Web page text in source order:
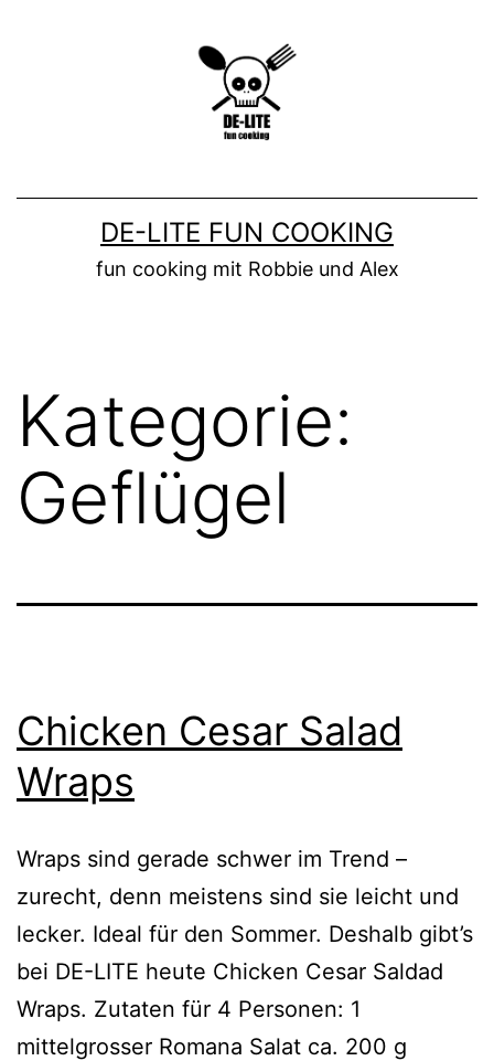
DE-LITE FUN COOKING
fun cooking mit Robbie und Alex
Kategorie:
Geflügel
Chicken Cesar Salad
Wraps
Wraps sind gerade schwer im Trend –
zurecht, denn meistens sind sie leicht und
lecker. Ideal für den Sommer. Deshalb gibt’s
bei DE-LITE heute Chicken Cesar Saldad
Wraps. Zutaten für 4 Personen: 1
mittelgrosser Romana Salat ca. 200 g